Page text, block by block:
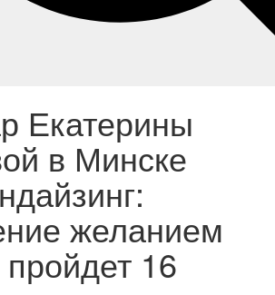
Екатерины
в Минске
желанием
пройдет 16